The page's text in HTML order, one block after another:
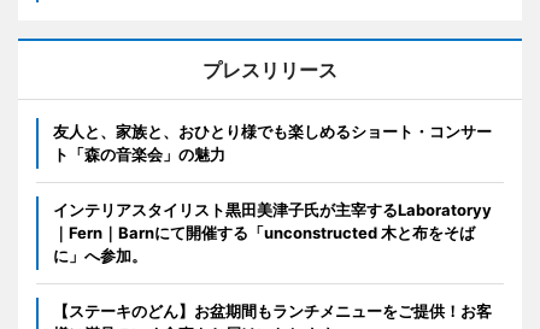
プレスリリース
友人と、家族と、おひとり様でも楽しめるショート・コンサー
ト「森の音楽会」の魅力
インテリアスタイリスト黒田美津子氏が主宰するLaboratoryy
｜Fern｜Barnにて開催する「unconstructed 木と布をそば
に」へ参加。
【ステーキのどん】お盆期間もランチメニューをご提供！お客